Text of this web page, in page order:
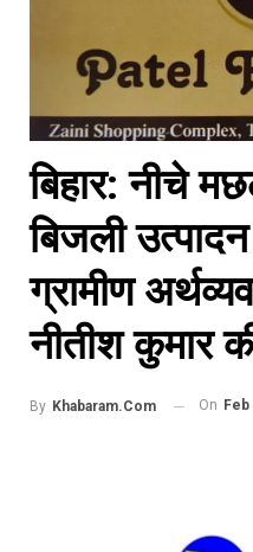
बिहार: नीचे
बिजली
ग्रामीण
नीतीश कुमार
By Khabaram.Com On